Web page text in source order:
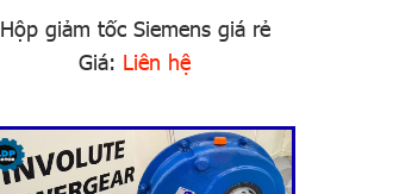
Hộp giảm tốc Siemens giá rẻ
Giá: Liên hệ